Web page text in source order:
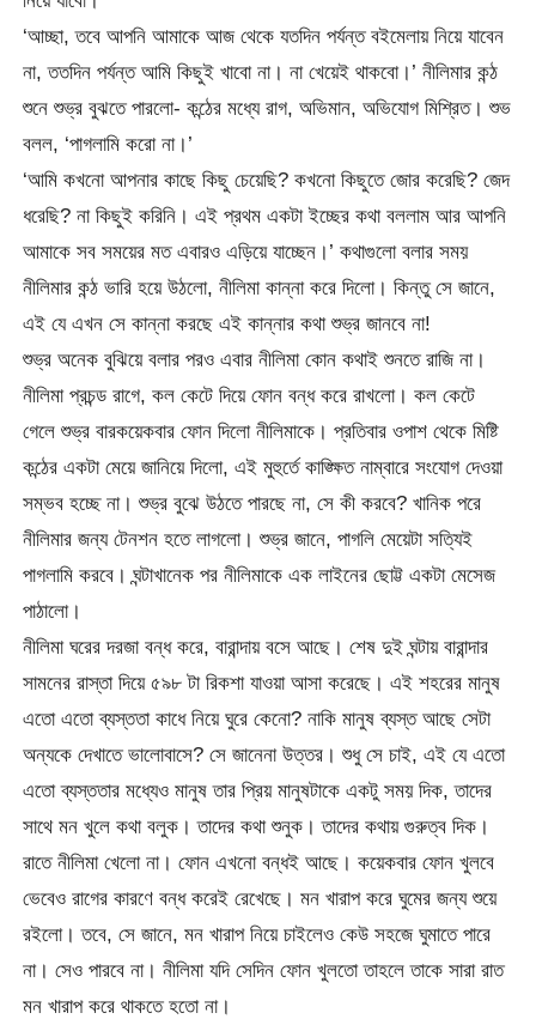
‘আচ্ছা, তবে আপনি আমাকে আজ থেকে যতদিন পর্যন্ত বইমেলায় নিয়ে যাবেন
না, ততদিন পর্যন্ত আমি কিছুই খাবো না। না খেয়েই থাকবো।’ নীলিমার কন্ঠ
শুনে শুভ্র বুঝতে পারলো- কন্ঠের মধ্যে রাগ, অভিমান, অভিযোগ মিশ্রিত। শুভ
বলল, ‘পাগলামি করো না।’
‘আমি কখনো আপনার কাছে কিছু চেয়েছি? কখনো কিছুতে জোর করেছি? জেদ
ধরেছি? না কিছুই করিনি। এই প্রথম একটা ইচ্ছের কথা বললাম আর আপনি
আমাকে সব সময়ের মত এবারও এড়িয়ে যাচ্ছেন।’ কথাগুলো বলার সময়
নীলিমার কন্ঠ ভারি হয়ে উঠলো, নীলিমা কান্না করে দিলো। কিন্তু সে জানে,
এই যে এখন সে কান্না করছে এই কান্নার কথা শুভ্র জানবে না!
শুভ্র অনেক বুঝিয়ে বলার পরও এবার নীলিমা কোন কথাই শুনতে রাজি না।
নীলিমা প্রচন্ড রাগে, কল কেটে দিয়ে ফোন বন্ধ করে রাখলো। কল কেটে
গেলে শুভ্র বারকয়েকবার ফোন দিলো নীলিমাকে। প্রতিবার ওপাশ থেকে মিষ্টি
কন্ঠের একটা মেয়ে জানিয়ে দিলো, এই মুহুর্তে কাঙ্ক্ষিত নাম্বারে সংযোগ দেওয়া
সম্ভব হচ্ছে না। শুভ্র বুঝে উঠতে পারছে না, সে কী করবে? খানিক পরে
নীলিমার জন্য টেনশন হতে লাগলো। শুভ্র জানে, পাগলি মেয়েটা সত্যিই
পাগলামি করবে। ঘন্টাখানেক পর নীলিমাকে এক লাইনের ছোট্ট একটা মেসেজ
পাঠালো।
নীলিমা ঘরের দরজা বন্ধ করে, বারান্দায় বসে আছে। শেষ দুই ঘন্টায় বারান্দার
সামনের রাস্তা দিয়ে ৫৯৮ টা রিকশা যাওয়া আসা করেছে। এই শহরের মানুষ
এতো এতো ব্যস্ততা কাধে নিয়ে ঘুরে কেনো? নাকি মানুষ ব্যস্ত আছে সেটা
অন্যকে দেখাতে ভালোবাসে? সে জানেনা উত্তর। শুধু সে চাই, এই যে এতো
এতো ব্যস্ততার মধ্যেও মানুষ তার প্রিয় মানুষটাকে একটু সময় দিক, তাদের
সাথে মন খুলে কথা বলুক। তাদের কথা শুনুক। তাদের কথায় গুরুত্ব দিক।
রাতে নীলিমা খেলো না। ফোন এখনো বন্ধই আছে। কয়েকবার ফোন খুলবে
ভেবেও রাগের কারণে বন্ধ করেই রেখেছে। মন খারাপ করে ঘুমের জন্য শুয়ে
রইলো। তবে, সে জানে, মন খারাপ নিয়ে চাইলেও কেউ সহজে ঘুমাতে পারে
না। সেও পারবে না। নীলিমা যদি সেদিন ফোন খুলতো তাহলে তাকে সারা রাত
মন খারাপ করে থাকতে হতো না।